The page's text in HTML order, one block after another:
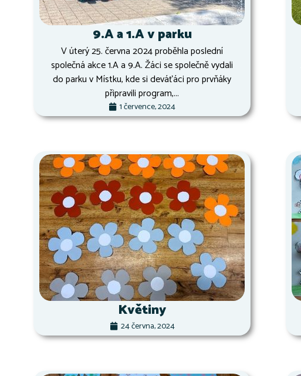
9.A a 1.A v parku
V úterý 25. června 2024 proběhla poslední
společná akce 1.A a 9.A. Žáci se společně vydali
do parku v Místku, kde si deváťáci pro prvňáky
připravili program,...
1 července, 2024
Květiny
24 června, 2024